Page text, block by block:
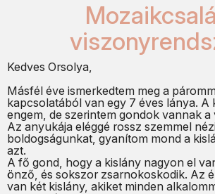
Kedves Orsolya,
Másfél éve ismerkedtem meg a
kapcsolatából van egy 7 éves lánya. A
engem, de szerintem gondok vannak a
Az anyukája eléggé rossz szemmel
boldogságunkat, gyanítom mond a
azt.
A fő gond, hogy a kislány nagyon el
önző, és sokszor zsarnokoskodik. Az
van két kislány, akiket minden